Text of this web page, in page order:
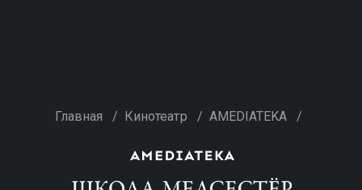
Главная / Кинотеатр / AMEDIATEKA /